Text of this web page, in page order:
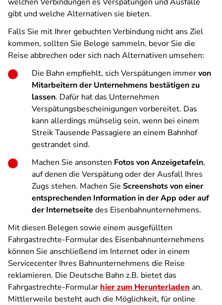
gibt und welche Alternativen sie bieten.
Falls Sie mit Ihrer gebuchten Verbindung nicht ans Ziel
kommen, sollten Sie Belege sammeln, bevor Sie die
Reise abbrechen oder sich nach Alternativen umsehen:
Die Bahn empfiehlt, sich Verspätungen immervon
Mitarbeitern der Unternehmens bestätigen zu
lassen. Dafür hat das Unternehmen
Verspätungsbescheinigungen vorbereitet. Das
kann allerdings mühselig sein, wenn bei einem
Streik Tausende Passagiere an einem Bahnhof
gestrandet sind.
Machen Sie ansonsten Fotos von Anzeigetafeln,
auf denen die Verspätung oder der Ausfall Ihres
Zugs stehen. Machen Sie Screenshots von einer
entsprechenden Information in der App oder auf
der Internetseite des Eisenbahnunternehmens.
Mit diesen Belegen sowie einem ausgefüllten
Fahrgastrechte-Formular des Eisenbahnunternehmens
können Sie anschließend im Internet oder in einem
Servicecenter Ihres Bahnunternehmens die Reise
reklamieren. Die Deutsche Bahn z.B. bietet das
Fahrgastrechte-Formular hier zum Herunterladen an.
Mittlerweile besteht auch die Möglichkeit, für online